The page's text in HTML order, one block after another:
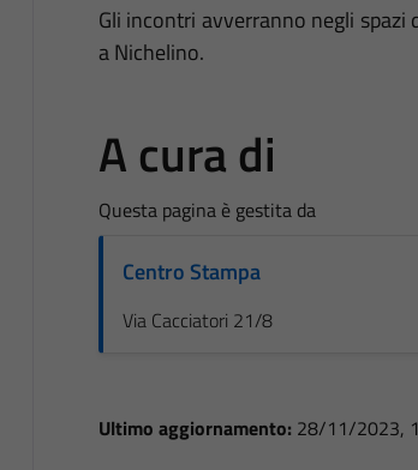
Gli incontri avverranno negli spazi
a Nichelino.
A cura di
Questa pagina è gestita da
Centro Stampa
Via Cacciatori 21/8
Ultimo aggiornamento: 28/11/2023,